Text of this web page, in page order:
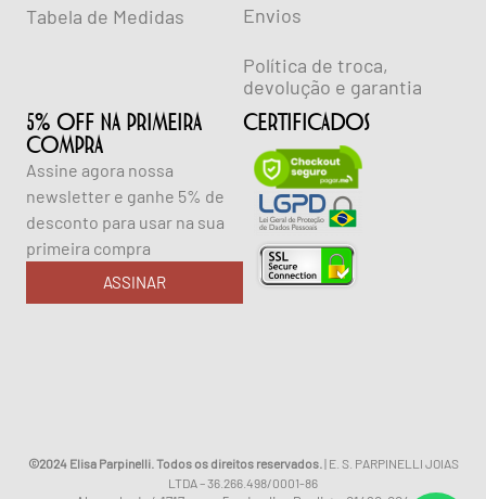
Tabela de Medidas Envios
Política de troca,
devolução e garantia
5% OFF NA PRIMEIRA
COMPRA
Assine agora nossa
newsletter e ganhe 5% de
desconto para usar na sua
primeira compra
ASSINAR
CERTIFICADOS
©2024 Elisa Parpinelli. Todos os direitos reservados. | E. S. PARPINELLI JOIAS
LTDA – 36.266.498/0001-86